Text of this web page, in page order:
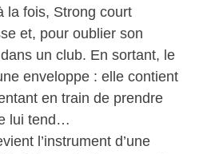
la fois, Strong court
et, pour oublier son
un club. En sortant, le
enveloppe : elle contient
en train de prendre
lui tend…
l’instrument d’une